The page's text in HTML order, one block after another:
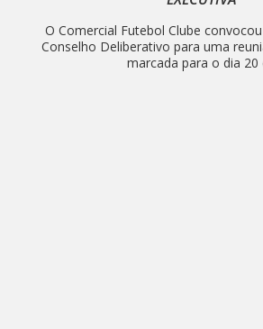
O Comercial Futebol Clube
Conselho Deliberativo para uma
marcada para o dia 20